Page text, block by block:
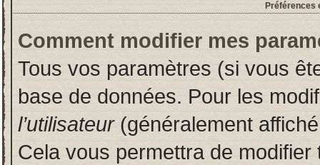
Préférences
Comment modifier mes
Tous vos paramètres (si vous
base de données. Pour les
l’utilisateur(généralement
Cela vous permettra de